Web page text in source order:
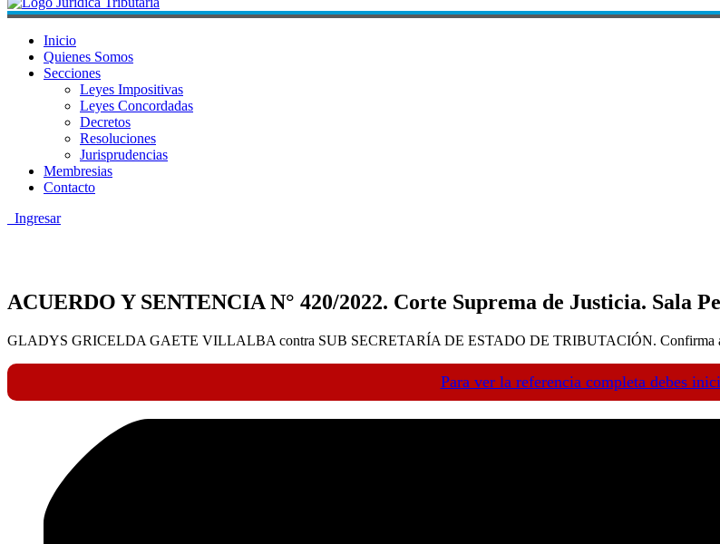
Inicio
Quienes Somos
Secciones
Leyes Impositivas
Leyes Concordadas
Decretos
Resoluciones
Jurisprudencias
Membresias
Contacto
Ingresar
ACUERDO Y SENTENCIA N° 420/2022. Corte Suprema de Justicia. Sala
GLADYS GRICELDA GAETE VILLALBA contra SUB SECRETARÍA DE ESTADO DE TRIBUTACIÓN. Confirma a
Para ver la referencia completa debes